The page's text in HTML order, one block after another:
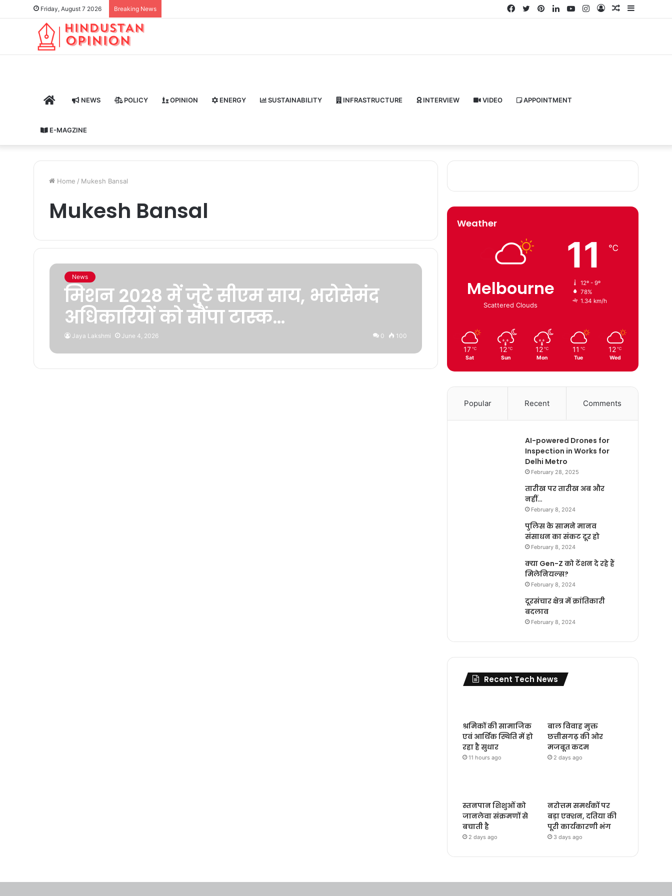
Friday, August 7 2026 Breaking News
Random
Log
Instagram
YouTube
LinkedIn
Pinterest
Twitter
Facebook
HOME NEWS POLICY OPINION ENERGY SUSTAINABILITY INFRASTRUCTURE INTERVIEW VIDEO APPOINTMENT
E-MAGZINE
Home / Mukesh Bansal
Mukesh Bansal
News
मिशन 2028 में जुटे सीएम साय, भरोसेमंद
अधिकारियों को सौंपा टास्क…
Jaya Lakshmi June 4, 2026 0 100
Weather
Melbourne
Scattered Clouds
11 ℃
12º - 9º
78%
1.34 km/h
17 ℃
Sat
12 ℃
Sun
12 ℃
Mon
11 ℃
Tue
12 ℃
Wed
Popular Recent Comments
AI-powered Drones for
Inspection in Works for
Delhi Metro
February 28, 2025
तारीख पर तारीख अब और
नहीं…
February 8, 2024
पुलिस के सामने मानव
संसाधन का संकट दूर हो
February 8, 2024
क्या Gen-Z को टेंशन दे रहे हैं
मिलेनियल्स?
February 8, 2024
दूरसंचार क्षेत्र में क्रांतिकारी
बदलाव
February 8, 2024
Recent Tech News
श्रमिकों की सामाजिक
एवं आर्थिक स्थिति में हो
रहा है सुधार
11 hours ago
बाल विवाह मुक्त
छत्तीसगढ़ की ओर
मजबूत कदम
2 days ago
स्तनपान शिशुओं को
जानलेवा संक्रमणों से
बचाती है
2 days ago
नरोत्तम समर्थकों पर
बड़ा एक्शन, दतिया की
पूरी कार्यकारणी भंग
3 days ago